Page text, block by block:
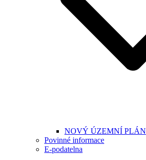
NOVÝ ÚZEMNÍ PLÁN
Povinné informace
E-podatelna